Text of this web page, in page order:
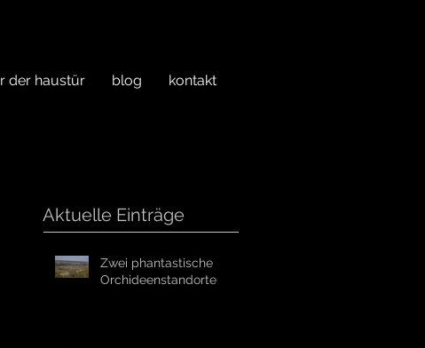
der haustür blog kontakt
Aktuelle Einträge
Zwei phantastische
Orchideenstandorte